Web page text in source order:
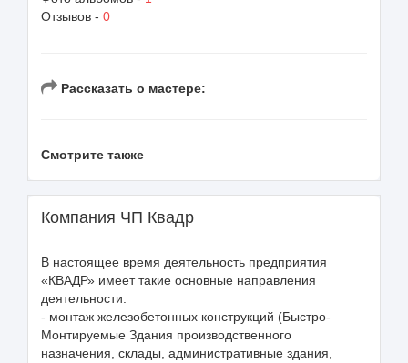
Отзывов - 0
Рассказать о мастере:
Смотрите также
Компания ЧП Квадр
В настоящее время деятельность предприятия
«КВАДР» имеет такие основные направления
деятельности:
- монтаж железобетонных конструкций (Быстро-
Монтируемые Здания производственного
назначения, склады, административные здания,